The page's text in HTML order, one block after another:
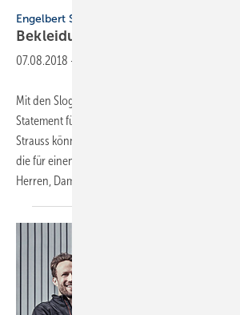
Engelbert Strauss
Bekleidung mit klarer
07.08.2018 -
Mit den Slogan-Shirts und -Kappen können
Statement für ihren Beruf abgeben. Alle
Strauss können mit den Prints der Edition
die für einen ebenso originellen wie
Herren, Damen und sogar